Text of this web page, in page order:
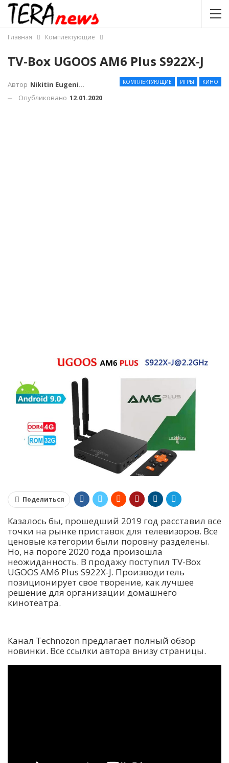
Главная Комплектующие
TV-Box UGOOS AM6 Plus S922X-J
КОМПЛЕКТУЮЩИЕ ИГРЫ КИНО
Автор Nikitin Eugenius
Опубликовано 12.01.2020
Поделиться
Казалось бы, прошедший 2019 год расставил все
точки на рынке приставок для телевизоров. Все
ценовые категории были поровну разделены.
Но, на пороге 2020 года произошла
неожиданность. В продажу поступил TV-Box
UGOOS AM6 Plus S922X-J. Производитель
позиционирует свое творение, как лучшее
решение для организации домашнего
кинотеатра.
Канал Technozon предлагает полный обзор
новинки. Все ссылки автора внизу страницы.